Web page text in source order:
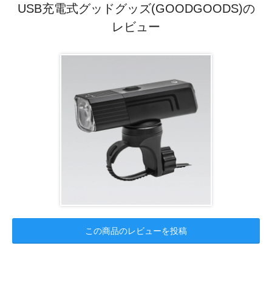
USB充電式グッドグッズ(GOODGOODS)の
レビュー
この商品のレビューを投稿